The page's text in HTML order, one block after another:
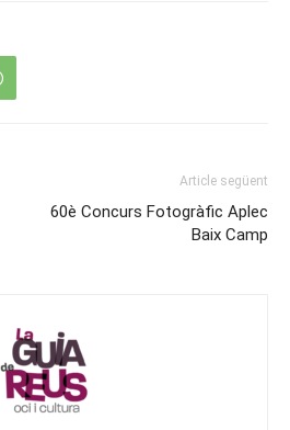
Article següent
60è Concurs Fotogràfic Aplec
Baix Camp